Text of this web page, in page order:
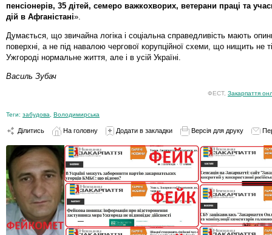
пенсіонерів, 35 дітей, семеро важкохворих, ветерани праці та
дій в Афганістані».
Думається, що звичайна логіка і соціальна справедливість мають
поверхні, а не під навалою чергової корупційної схеми, що нищить не
Ужгороді нормальне життя, але і в усій Україні.
Василь Зубач
ФЕСТ, Закарпаття
Теги: забудова Володимирська
Ділитись На головну Додати в закладки Версія для друку